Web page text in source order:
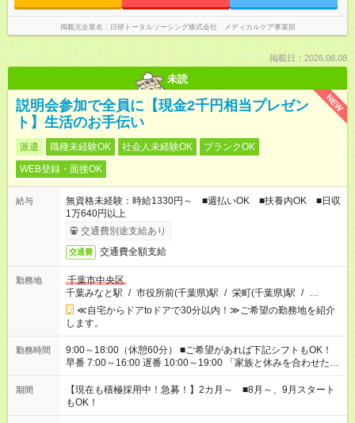
掲載元企業名 日研トータルソーシング株式会社 メディカルケア事業部
掲載日：2026.08.08
未読
NEW
説明会参加で全員に【現金2千円相当プレゼン
ト】生活のお手伝い
派遣 職種未経験OK 社会人未経験OK
ブランクOK
WEB登録・面接OK
給与
無資格未経験：時給1330円～ ■週払いOK ■扶養内OK ■日収
1万640円以上
交通費別途支給あり
交通費 交通費全額支給
勤務地
千葉市中央区
千葉みなと駅 / 市役所前(千葉県)駅 / 栄町(千葉県)駅 / …
≪自宅からドアtoドアで30分以内！≫ご希望の勤務地を紹介
します。
勤務時間
9:00～18:00（休憩60分） ■ご希望があれば下記シフトもOK！
早番 7:00～16:00 遅番 10:00～19:00 「家族と休みを合わせた
い」 「余裕を持って夕飯の準備がしたい」 「できれば残業はし
たくない」 など、ご希望を教えてくださいね。 ※Wワーク希望
の方へ 今ご覧のお仕事で希望する勤務時間と、もう1つのお仕事
の勤務時間。 合計で週40時間を超える場合は応募できません。
期間
【現在も積極採用中！急募！】2カ月～ ■8月～、9月スタート
もOK！